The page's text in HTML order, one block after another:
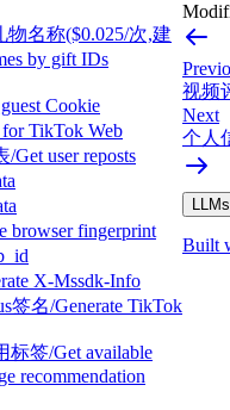
名称($0.025/次,建
by gift IDs
Cookie
TikTok Web
user reposts
browser fingerprint
X-Mssdk-Info
签名/Generate TikTok
签/Get available
recommendation
视频
Next
个人
Built